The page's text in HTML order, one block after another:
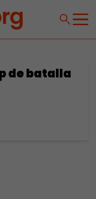
de batalla